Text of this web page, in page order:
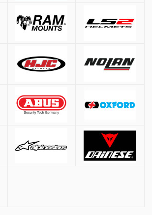
+
1.50€
για παραγγελίες άνω των
προϊόντα (π.χ. μπαγκαζιέρες), όπου η χρέωση
ποσού.